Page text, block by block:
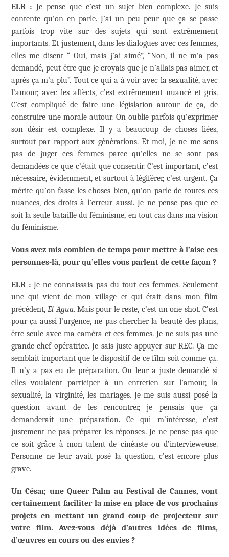
ELR : Je pense que c’est un sujet bien complexe. Je suis
contente qu’on en parle. J’ai un peu peur que ça se passe
parfois trop vite sur des sujets qui sont extrêmement
importants. Et justement, dans les dialogues avec ces femmes,
elles me disent “ Oui, mais j’ai aimé”, “Non, il ne m’a pas
demandé, peut-être que je croyais que je n’allais pas aimer, et
après ça m’a plu”. Tout ce qui a à voir avec la sexualité, avec
l’amour, avec les affects, c’est extrêmement nuancé et gris.
C’est compliqué de faire une législation autour de ça, de
construire une morale autour. On oublie parfois qu’exprimer
son désir est complexe. Il y a beaucoup de choses liées,
surtout par rapport aux générations. Et moi, je ne me sens
pas de juger ces femmes parce qu’elles ne se sont pas
demandées ce que c’était que consentir. C’est important, c’est
nécessaire, évidemment, et surtout à légiférer, c’est urgent. Ça
mérite qu’on fasse les choses bien, qu’on parle de toutes ces
nuances, des droits à l’erreur aussi. Je ne pense pas que ce
soit la seule bataille du féminisme, en tout cas dans ma vision
du féminisme.
Vous avez mis combien de temps pour mettre à l’aise ces
personnes-là, pour qu’elles vous parlent de cette façon ?
ELR : Je ne connaissais pas du tout ces femmes. Seulement
une qui vient de mon village et qui était dans mon film
précédent,El Agua. Mais pour le reste, c’est un one shot. C’est
pour ça aussi l’urgence, ne pas chercher la beauté des plans,
être seule avec ma caméra et ces femmes. Je ne suis pas une
grande chef opératrice. Je sais juste appuyer sur REC. Ça me
semblait important que le dispositif de ce film soit comme ça.
Il n’y a pas eu de préparation. On leur a juste demandé si
elles voulaient participer à un entretien sur l’amour, la
sexualité, la virginité, les mariages. Je me suis aussi posé la
question avant de les rencontrer, je pensais que ça
demanderait une préparation. Ce qui m’intéresse, c’est
justement ne pas préparer les réponses. Je ne pense pas que
ce soit grâce à mon talent de cinéaste ou d’intervieweuse.
Personne ne leur avait posé la question, c’est encore plus
grave.
Un César, une Queer Palm au Festival de Cannes, vont
certainement faciliter la mise en place de vos prochains
projets en mettant un grand coup de projecteur sur
votre film. Avez-vous déjà d’autres idées de films,
d’œuvres en cours ou des envies ?